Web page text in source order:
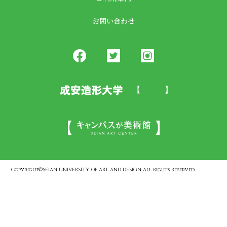
お問い合わせ
Copyright©SEIAN UNIVERSITY OF ART AND DESIGN All Rights Reserved.